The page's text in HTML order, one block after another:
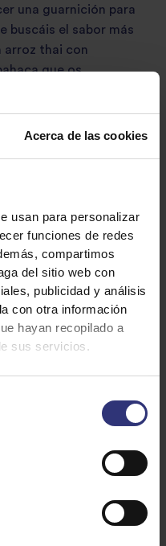
Acerca de las cookies
usan para personalizar
funciones de redes
compartimos
del sitio web con
publicidad y análisis
con otra información
hayan recopilado a
sus servicios.
una guarnición para
buscáis el sabor más
arroz thai con
que os
con su sabor. ¿Nos